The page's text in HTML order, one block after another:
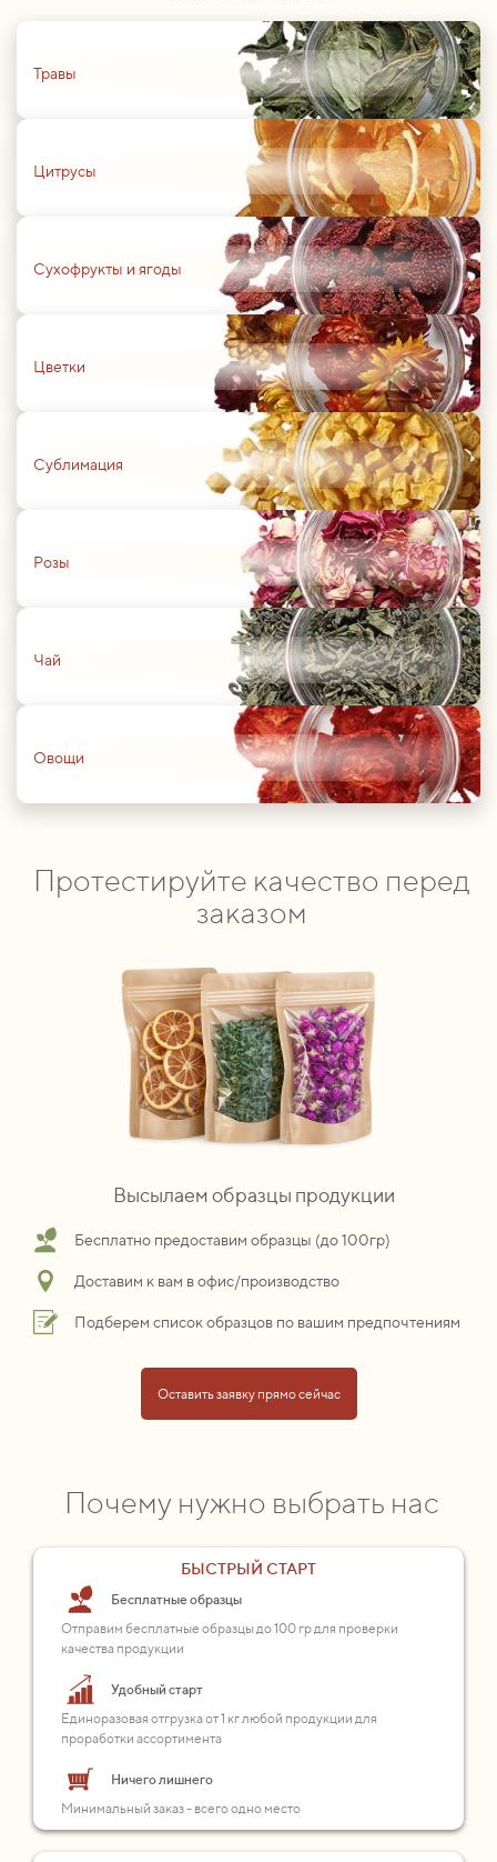
Травы
Цитрусы
Сухофрукты и ягоды
Цветки
Сублимация
Розы
Чай
Овощи
Протестируйте качество перед
заказом
Высылаем образцы продукции
Бесплатно предоставим образцы (до 100гр)
Доставим к вам в офис/производство
Подберем список образцов по вашим предпочтениям
Оставить заявку прямо сейчас
Почему нужно выбрать нас
БЫСТРЫЙ СТАРТ
Бесплатные образцы
Отправим бесплатные образцы до 100 гр для проверки
качества продукции
Удобный старт
Единоразовая отгрузка от 1 кг любой продукции для
проработки ассортимента
Ничего лишнего
Минимальный заказ - всего одно место